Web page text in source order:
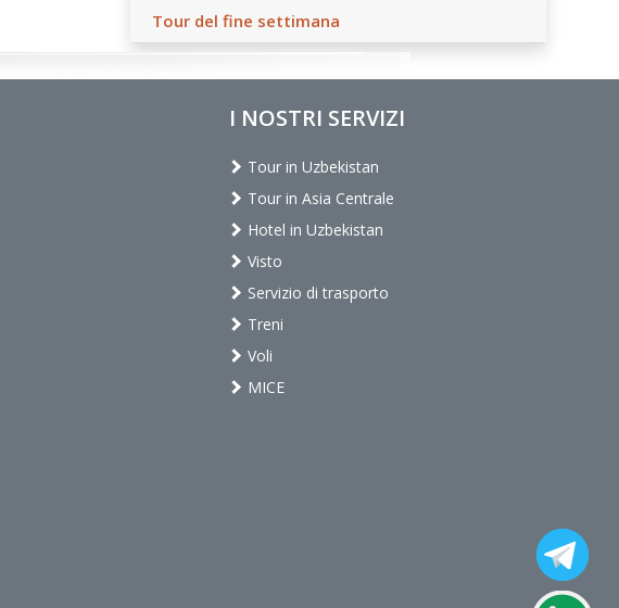
Tour del fine settimana
I NOSTRI SERVIZI
Tour in Uzbekistan
Tour in Asia Centrale
Hotel in Uzbekistan
Visto
Servizio di trasporto
Treni
Voli
MICE